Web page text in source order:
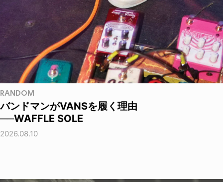
RANDOM
バンドマンがVANSを履く理由
──WAFFLE SOLE
2026.08.10